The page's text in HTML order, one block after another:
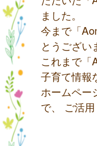
ました。
今まで「
とうござい
これまで「
子育て情報
ホームペー
で、 ご活用